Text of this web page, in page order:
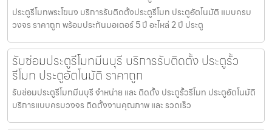
ประตูรีโมทพระโขนง บริการรับติดตั้งประตูรีโมท ประตูอัตโนมัติ แบบครบ
วงจร ราคาถูก พร้อมประกันมอเตอร์ 5 ปี อะไหล่ 2 ปี ประตู
รับซ่อมประตูรีโมทมีนบุรี บริการรับติดตั้ง ประตูรั้ว
รีโมท ประตูอัตโนมัติ ราคาถูก
รับซ่อมประตูรีโมทมีนบุรี จำหน่าย และ ติดตั้ง ประตูรั้วรีโมท ประตูอัตโนมัติ
บริการแบบครบวงจร ติดตั้งงานคุณภาพ และ รวดเร็ว